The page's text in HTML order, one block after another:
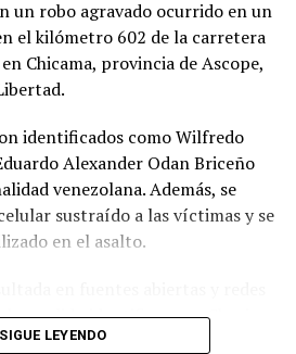
un robo agravado ocurrido en un
el kilómetro 602 de la carretera
Chicama, provincia de Ascope,
identificados como Wilfredo
Alexander Odan Briceño
venezolana. Además, se
sustraído a las víctimas y se
en el asalto.
ha podido identificar que Chacin
anteriormente en
SIGUE LEYENDO